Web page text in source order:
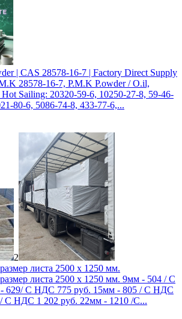
| CAS 28578-16-7 | Factory Direct Supply
28578-16-7, P.M.K P.owder / O.il,
Sailing: 20320-59-6, 10250-27-8, 59-46-
80-6, 5086-74-8, 433-77-6,...
2
листа 2500 х 1250 мм.
листа 2500 х 1250 мм. 9мм - 504 / С
629/ С НДС 775 руб. 15мм - 805 / С НДС
С НДС 1 202 руб. 22мм - 1210 /С...